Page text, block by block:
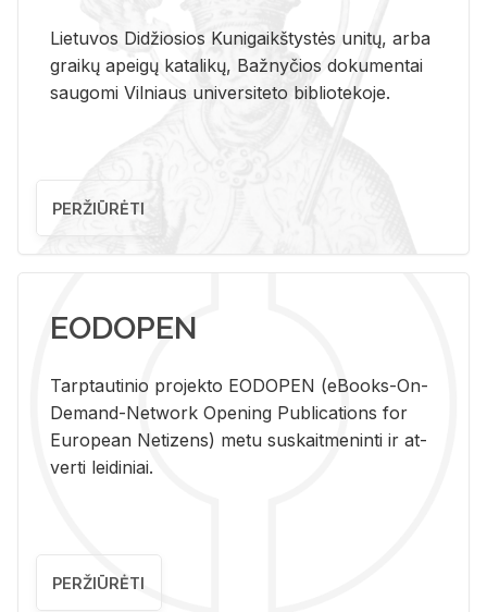
Lietuvos Didžiosios Kunigaikštystės unitų, arba
graikų apeigų katalikų, Bažnyčios dokumentai
saugomi Vilniaus universiteto bibliotekoje.
PERŽIŪRĖTI
EODOPEN
Tarp­tau­ti­nio pro­jek­to EO­DO­PEN (eBo­oks-On-
De­mand-Ne­twork Ope­ning Pub­li­ca­tions for
Eu­ro­pe­an Ne­ti­zens) metu su­skait­me­nin­ti ir at­
ver­ti lei­di­niai.
PERŽIŪRĖTI